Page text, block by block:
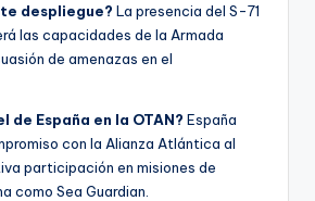
despliegue? La presencia del S-71
las capacidades de la Armada
de amenazas en el
de España en la OTAN? España
con la Alianza Atlántica al
participación en misiones de
como Sea Guardian.